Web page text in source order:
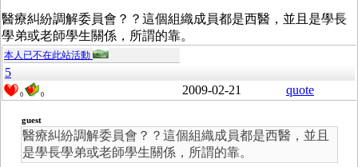
醫療糾紛調解委員會？？這個組織成員都是西醫，並且是學長
學弟或老師學生關係，所謂的靠。
本人已不在此站活動
5
0 0 2009-02-21 quote
guest
醫療糾紛調解委員會？？這個組織成員都是西醫，並且
是學長學弟或老師學生關係，所謂的靠。